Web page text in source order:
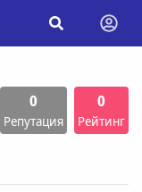
0
Репутация
0
Рейтинг